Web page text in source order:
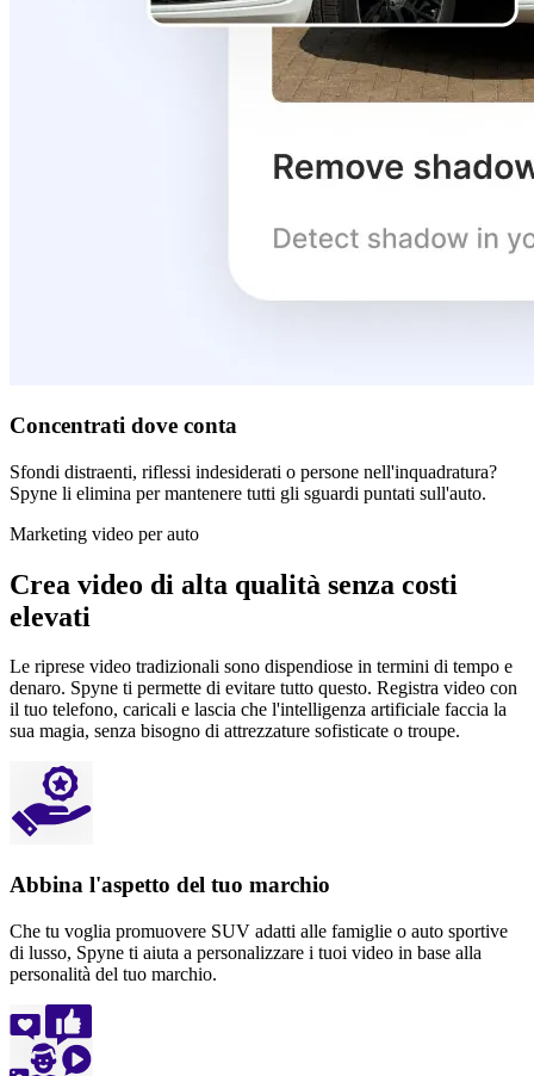
Concentrati dove conta
Sfondi distraenti, riflessi indesiderati o persone nell'inquadratura?
Spyne li elimina per mantenere tutti gli sguardi puntati sull'auto.
Marketing video per auto
Crea video di alta qualità senza costi
elevati
Le riprese video tradizionali sono dispendiose in termini di tempo e
denaro. Spyne ti permette di evitare tutto questo. Registra video con
il tuo telefono, caricali e lascia che l'intelligenza artificiale faccia la
sua magia, senza bisogno di attrezzature sofisticate o troupe.
Abbina l'aspetto del tuo marchio
Che tu voglia promuovere SUV adatti alle famiglie o auto sportive
di lusso, Spyne ti aiuta a personalizzare i tuoi video in base alla
personalità del tuo marchio.